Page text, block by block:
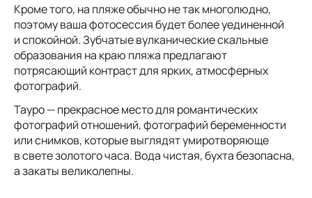
Кроме того, на пляже обычно не так многолюдно,
поэтому ваша фотосессия будет более уединенной
и спокойной. Зубчатые вулканические скальные
образования на краю пляжа предлагают
потрясающий контраст для ярких, атмосферных
фотографий.
Тауро — прекрасное место для романтических
фотографий отношений, фотографий беременности
или снимков, которые выглядят умиротворяюще
в свете золотого часа. Вода чистая, бухта безопасна,
а закаты великолепны.